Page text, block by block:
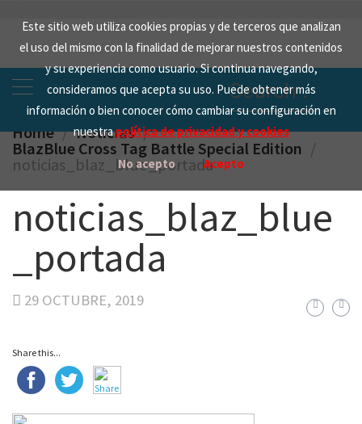
Este sitio web utiliza cookies propias y de terceros que analizan
el uso del mismo con la finalidad de mejorar nuestros contenidos
y su experiencia como usuario. Si continua navegando,
consideramos que acepta su uso. Puede obtener más
información o bien conocer cómo cambiar su configuración en
nuestrapolítica de privacidad y cookies
No acepto Acepto
content
Search
for:
Home Noticias
BlazBlue Cross Tag Battle Special Edition
noticias_blaz_blue_portada
noticias_blaz_blue
_portada
29 OCTUBRE, 2019
Share this...